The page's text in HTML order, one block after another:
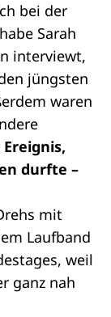
bei der
Sarah
interviewt,
jüngsten
waren
durfte –
mit
Laufband
weil
ganz nah